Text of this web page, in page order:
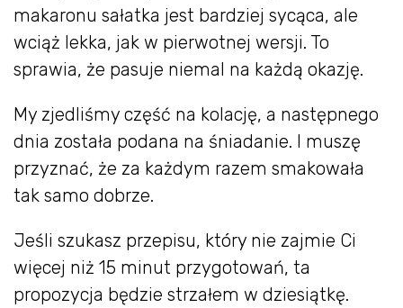
makaronu sałatka jest bardziej sycąca, ale
wciąż lekka, jak w pierwotnej wersji. To
sprawia, że pasuje niemal na każdą okazję.
My zjedliśmy część na kolację, a następnego
dnia została podana na śniadanie. I muszę
przyznać, że za każdym razem smakowała
tak samo dobrze.
Jeśli szukasz przepisu, który nie zajmie Ci
więcej niż 15 minut przygotowań, ta
propozycja będzie strzałem w dziesiątkę.